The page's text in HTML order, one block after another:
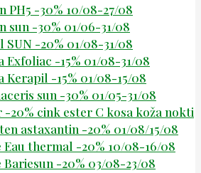
PH5 -30% 10/08-27/08
sun -30% 01/06-31/08
SUN -20% 01/08-31/08
Exfoliac -15% 01/08-31/08
Kerapil -15% 01/08-15/08
sun -30% 01/05-31/08
-20% cink ester C kosa koža nokti
astaxantin -20% 01/08/15/08
Eau thermal -20% 10/08-16/08
Bariesun -20% 03/08-23/08